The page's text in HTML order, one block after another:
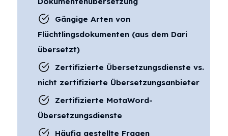
Gängige Arten von
Flüchtlingsdokumenten (aus dem Dari
übersetzt)
Zertifizierte Übersetzungsdienste vs.
nicht zertifizierte Übersetzungsanbieter
Zertifizierte MotaWord-
Übersetzungsdienste
Häufig gestellte Fragen